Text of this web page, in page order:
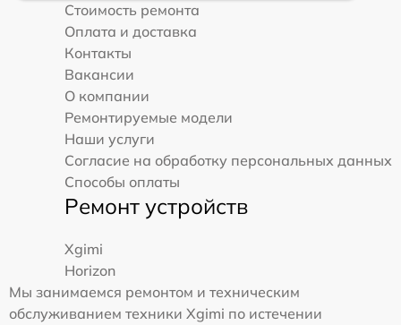
Стоимость ремонта
Оплата и доставка
Контакты
Вакансии
О компании
Ремонтируемые модели
Наши услуги
Согласие на обработку персональных данных
Способы оплаты
Ремонт устройств
Xgimi
Horizon
Мы занимаемся ремонтом и техническим
обслуживанием техники Xgimi по истечении